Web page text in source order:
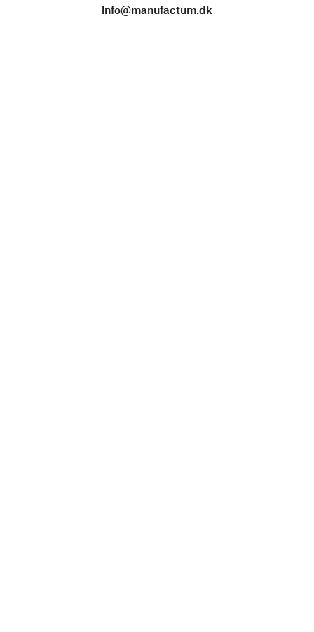
info@manufactum.dk